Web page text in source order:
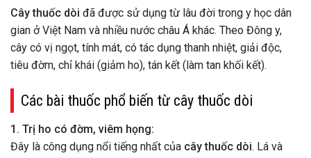
Cây thuốc dòi đã được sử dụng từ lâu đời trong y học dân
gian ở Việt Nam và nhiều nước châu Á khác. Theo Đông y,
cây có vị ngọt, tính mát, có tác dụng thanh nhiệt, giải độc,
tiêu đờm, chỉ khái (giảm ho), tán kết (làm tan khối kết).
Các bài thuốc phổ biến từ cây thuốc dòi
1. Trị ho có đờm, viêm họng:
Đây là công dụng nổi tiếng nhất của cây thuốc dòi. Lá và